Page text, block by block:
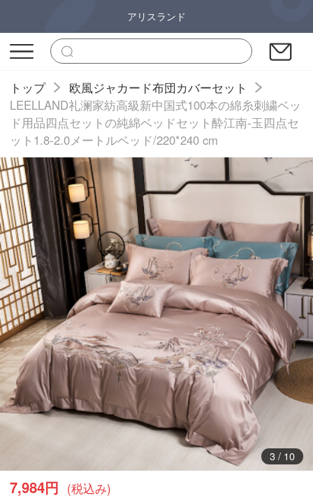
アリスランド
トップ
欧風ジャカード布団カバーセット
LEELLAND礼澜家紡高級新中国式100本の綿糸刺繍ベッ
ド用品四点セットの純綿ベッドセット酔江南-玉四点セ
ット1.8-2.0メートルベッド/220*240 cm
3/ 10
7,984円 (税込み)